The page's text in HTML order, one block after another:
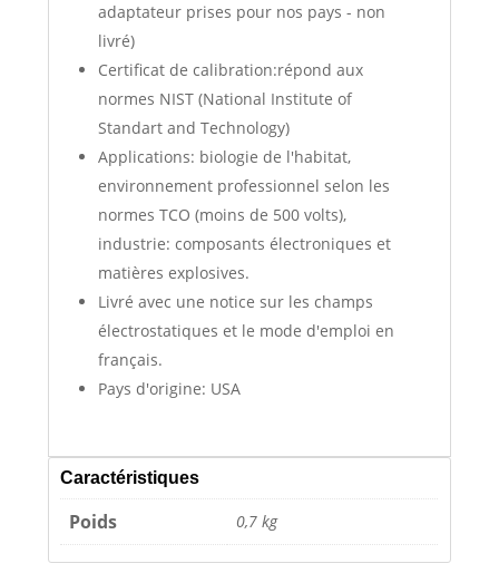
adaptateur prises pour nos pays - non
livré)
Certificat de calibration:répond aux
normes NIST (National Institute of
Standart and Technology)
Applications: biologie de l'habitat,
environnement professionnel selon les
normes TCO (moins de 500 volts),
industrie: composants électroniques et
matières explosives.
Livré avec une notice sur les champs
électrostatiques et le mode d'emploi en
français.
Pays d'origine: USA
Caractéristiques
Poids 0,7 kg